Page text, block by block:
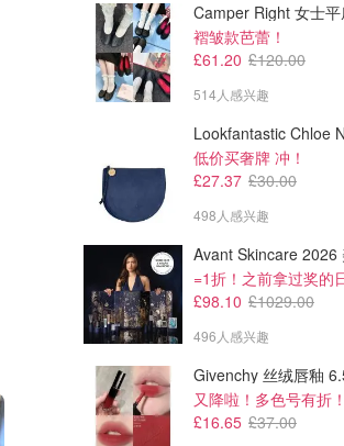
£225.00
Polo Ralph Lauren 棉质圆领开
£40.00
Polo Ralph
卫衣
Camper Right 女士
褶皱款芭蕾！
£61.20 £120.00
514人感兴趣
低价买奢牌 冲！
£27.37 £30.00
498人感兴趣
Avant Skincare 2026
=1折！之前拿过奖的
£98.10 £1029.00
496人感兴趣
Givenchy 丝绒唇釉
又降啦！多色号有折！
£16.65 £37.00